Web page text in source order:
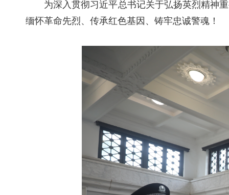
为深入贯彻习近平总书记关于弘扬英烈精神
缅怀革命先烈、传承红色基因、铸牢忠诚警魂！